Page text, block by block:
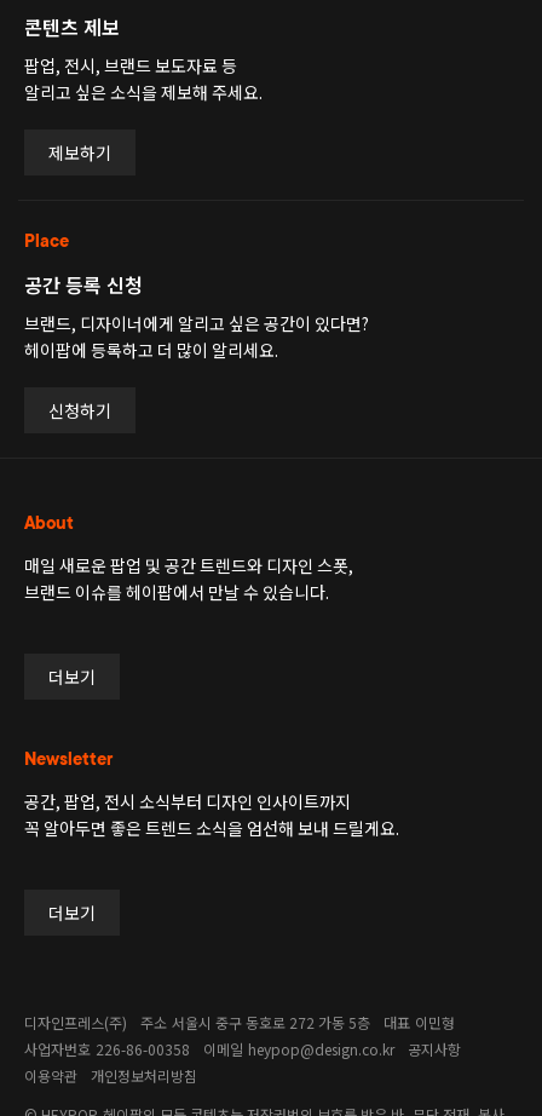
콘텐츠 제보
팝업, 전시, 브랜드 보도자료 등
알리고 싶은 소식을 제보해 주세요.
제보하기
Place
공간 등록 신청
브랜드, 디자이너에게 알리고 싶은 공간이 있다면?
헤이팝에 등록하고 더 많이 알리세요.
신청하기
About
매일 새로운 팝업 및 공간 트렌드와 디자인 스폿,
브랜드 이슈를 헤이팝에서 만날 수 있습니다.
더보기
Newsletter
공간, 팝업, 전시 소식부터 디자인 인사이트까지
꼭 알아두면 좋은 트렌드 소식을 엄선해 보내 드릴게요.
더보기
디자인프레스(주) 주소 서울시 중구 동호로 272 가동 5층 대표 이민형
사업자번호 226-86-00358​ 이메일 heypop@design.co.kr
공지사항
이용약관
개인정보처리방침